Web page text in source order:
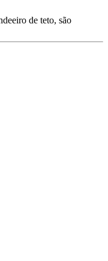
de teto, são